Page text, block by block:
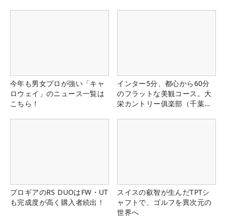
今年も男女プロが強い「キャ
ロウェイ」のニュース一覧は
こちら！
インター5分、都心から60分
のフラットな美観コース。大
栄カントリー俱楽部（千葉
プロギアのRS DUOはFW・UT
も完成度が高く購入者続出！
スイスの叡智が生んだTPTシ
ャフトで、ゴルフを異次元の
世界へ